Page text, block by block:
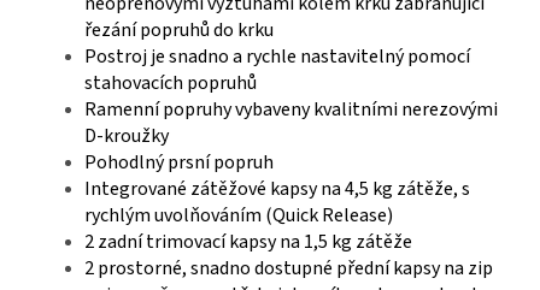
řezání popruhů do krku
Postroj je snadno a rychle nastavitelný pomocí
stahovacích popruhů
Ramenní popruhy vybaveny kvalitními nerezovými
D-kroužky
Pohodlný prsní popruh
Integrované zátěžové kapsy na 4,5 kg zátěže, s
rychlým uvolňováním (Quick Release)
2 zadní trimovací kapsy na 1,5 kg zátěže
2 prostorné, snadno dostupné přední kapsy na zip